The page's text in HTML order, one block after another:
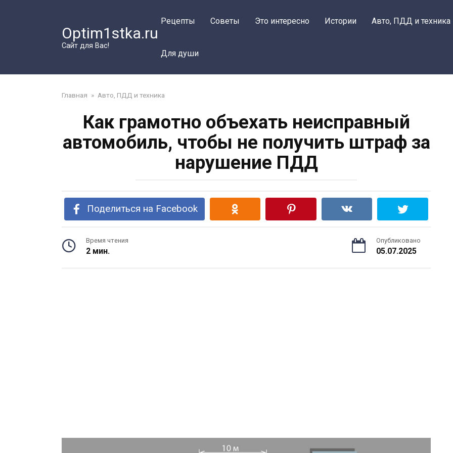
Optim1stka.ru
Сайт для Вас!
Рецепты Советы Это интересно Истории Авто, ПДД и техника
Для души
Главная » Авто, ПДД и техника
Как грамотно объехать неисправный
автомобиль, чтобы не получить штраф за
нарушение ПДД
Поделиться на Facebook
Время чтения
2 мин.
Опубликовано
05.07.2025